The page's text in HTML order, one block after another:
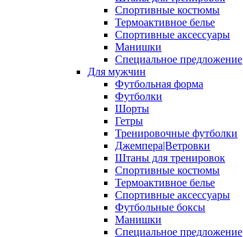
Спортивные костюмы
Термоактивное белье
Спортивные аксессуары
Манишки
Специальное предложение
Для мужчин
Футбольная форма
Футболки
Шорты
Гетры
Тренировочные футболки
Джемпера|Ветровки
Штаны для тренировок
Спортивные костюмы
Термоактивное белье
Спортивные аксессуары
Футбольные боксы
Манишки
Специальное предложение